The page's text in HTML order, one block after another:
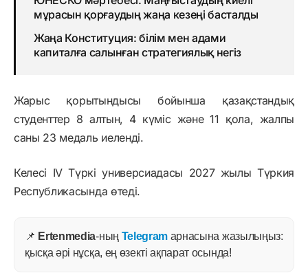
мұрасын қорғаудың жаңа кезеңі басталды
Жаңа Конституция: білім мен адами
капиталға салынған стратегиялық негіз
Жарыс қорытындысы бойынша қазақстандық
студенттер 8 алтын, 4 күміс және 11 қола, жалпы
саны 23 медаль иеленді.
Келесі IV Түркі универсиадасы 2027 жылы Түркия
Республикасында өтеді.
📌 Ertenmedia-ның Telegram арнасына жазылыңыз:
қысқа әрі нұсқа, ең өзекті ақпарат осында!